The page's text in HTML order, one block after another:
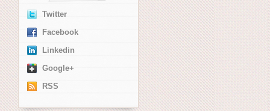
Twitter
Facebook
Linkedin
Google+
RSS